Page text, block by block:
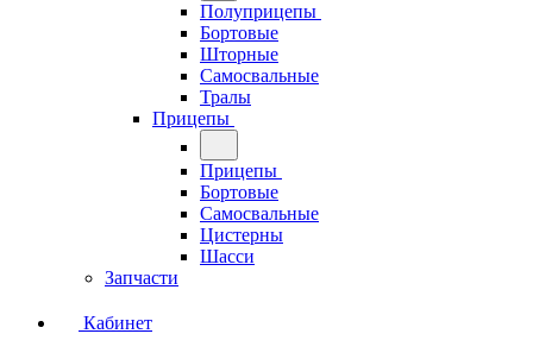
Полуприцепы
Бортовые
Шторные
Самосвальные
Тралы
Прицепы
Прицепы
Бортовые
Самосвальные
Цистерны
Шасси
Запчасти
Кабинет